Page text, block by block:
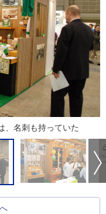
、名刺も持っていた